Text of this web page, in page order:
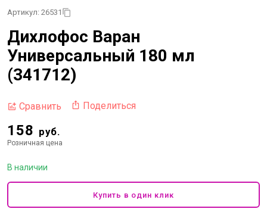
Артикул: 26531
Дихлофос Варан
Универсальный 180 мл
(341712)
Сравнить Поделиться
158 руб.
Розничная цена
В наличии
Купить в один клик